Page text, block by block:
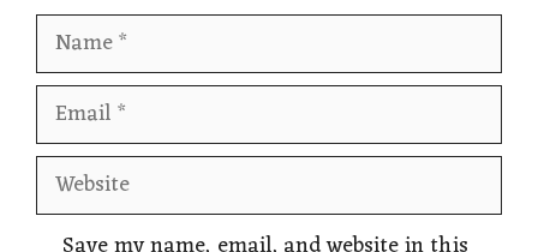
Name
Email
Website